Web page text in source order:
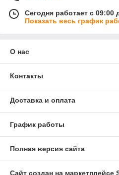
Сегодня работает с 09:00
Показать весь график
О нас
Контакты
Доставка и оплата
График работы
Полная версия сайта
Сайт создан на маркетплейсе